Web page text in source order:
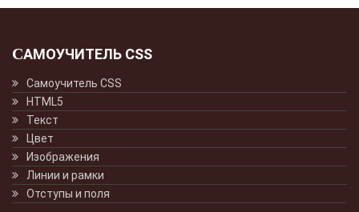
САМОУЧИТЕЛЬ CSS
Самоучитель CSS
HTML5
Текст
Цвет
Изображения
Линии и рамки
Отступы и поля